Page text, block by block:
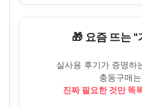
🎁 요즘 뜨는 "
실사용 후기가 증명하
충동구매
진짜 필요한 것만 똑